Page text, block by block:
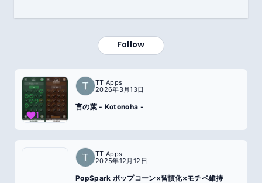
Follow
TT Apps
2026年3月13日
言の葉 - Kotonoha -
1
TT Apps
2025年12月12日
PopSpark ポップコーン×習慣化×モチベ維持